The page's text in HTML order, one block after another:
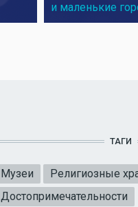
и маленькие
ТАГИ
Музеи
Религиозные
Достопримечательности